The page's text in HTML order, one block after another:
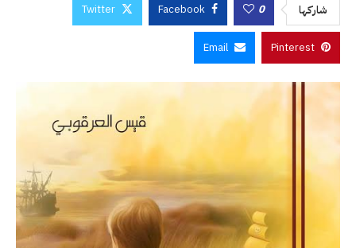
شاركها 0
Facebook
Twitter
Pinterest
Email